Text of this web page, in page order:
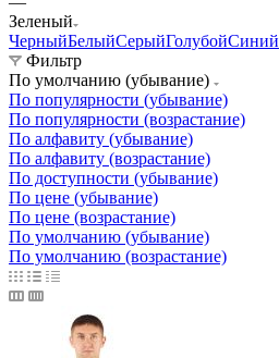
Зеленый
ЧерныйБелыйСерыйГолубойСиний
Фильтр
По умолчанию (убывание)
По популярности (убывание)
По популярности (возрастание)
По алфавиту (убывание)
По алфавиту (возрастание)
По доступности (убывание)
По цене (убывание)
По цене (возрастание)
По умолчанию (убывание)
По умолчанию (возрастание)